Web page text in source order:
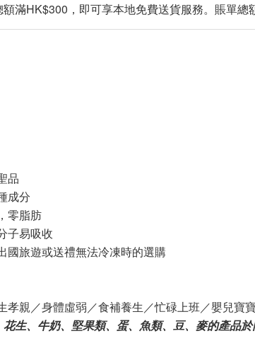
滿HK$300，即可享本地免費送貨服務。賬單
品
成分
零脂肪
子易吸收
國旅遊或送禮無法冷凍時的選購
孝親／身體虛弱／食補養生／忙碌上班／嬰兒寶
花生、牛奶、堅果類、蛋、魚類、豆、麥的產品